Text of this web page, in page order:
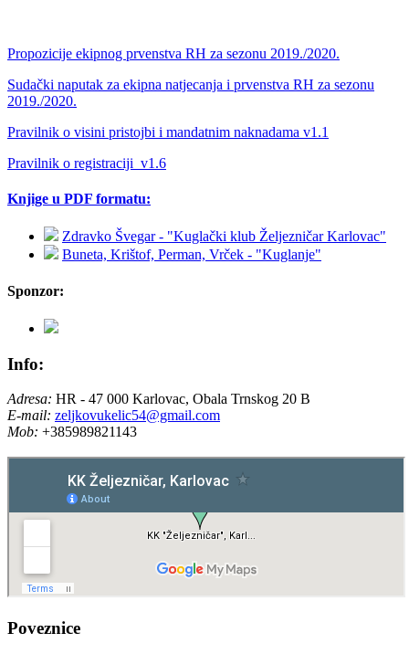
Propozicije ekipnog prvenstva RH za sezonu 2019./2020.
Sudački naputak za ekipna natjecanja i prvenstva RH za sezonu
2019./2020.
Pravilnik o visini pristojbi i mandatnim naknadama v1.1
Pravilnik o registraciji_v1.6
Knjige u PDF formatu:
Zdravko Švegar - "Kuglački klub Željezničar Karlovac"
Buneta, Krištof, Perman, Vrček - "Kuglanje"
Sponzor:
Info:
Adresa: HR - 47 000 Karlovac, Obala Trnskog 20 B
E-mail: zeljkovukelic54@gmail.com
Mob: +385989821143
Poveznice